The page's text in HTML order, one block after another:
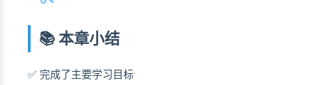
📚 本章小结
✅ 完成了主要学习目标